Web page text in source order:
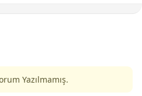
Yazılmamış.